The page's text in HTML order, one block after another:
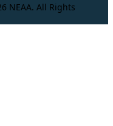
NEAA. All Rights